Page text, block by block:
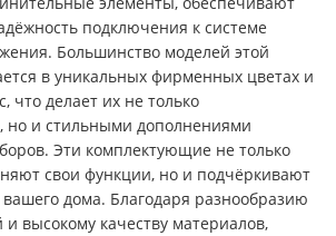
подключения к системе
Большинство моделей этой
в уникальных фирменных цветах и
что делает их не только
но и стильными дополнениями
Эти комплектующие не только
свои функции, но и подчёркивают
дома. Благодаря разнообразию
высокому качеству материалов,